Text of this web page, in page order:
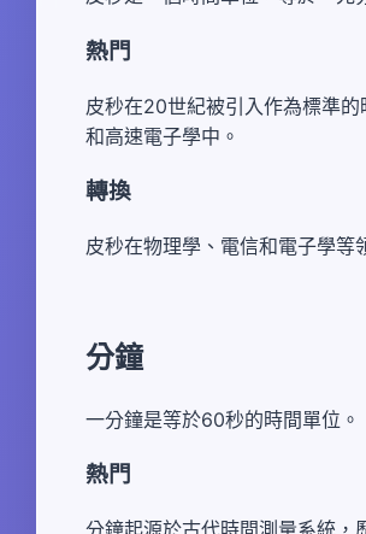
熱門
皮秒在20世紀被引入作為標準
和高速電子學中。
轉換
皮秒在物理學、電信和電子學等
分鐘
一分鐘是等於60秒的時間單位。
熱門